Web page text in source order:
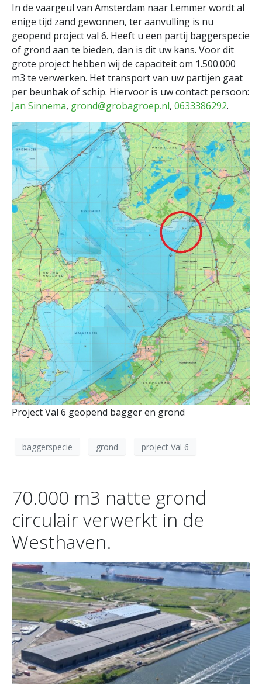
In de vaargeul van Amsterdam naar Lemmer wordt al
enige tijd zand gewonnen, ter aanvulling is nu
geopend project val 6. Heeft u een partij baggerspecie
of grond aan te bieden, dan is dit uw kans. Voor dit
grote project hebben wij de capaciteit om 1.500.000
m3 te verwerken. Het transport van uw partijen gaat
per beunbak of schip. Hiervoor is uw contact persoon:
Jan Sinnema, grond@grobagroep.nl, 0633386292.
Project Val 6 geopend bagger en grond
baggerspecie grond project Val 6
70.000 m3 natte grond
circulair verwerkt in de
Westhaven.